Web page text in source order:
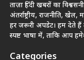
ताज़ा हिंदी खबरों का
अंतर्राष्ट्रीय, राजनीति,
हर जरूरी अपडेट। हम देते
स्पष्ट भाषा में, ताकि आप
Categories